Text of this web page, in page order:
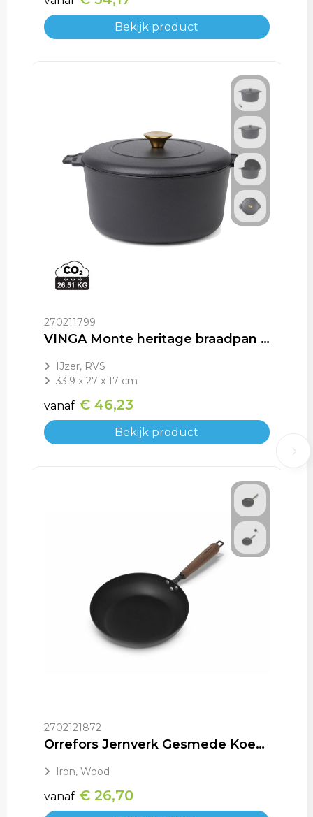
Bekijk product
270211799
VINGA Monte heritage braadpan 5.5 L
IJzer, RVS
33.9 x 27 x 17 cm
vanaf € 46,23
Bekijk product
2702121872
Orrefors Jernverk Gesmede Koekenpan BlackSmith-serie
Iron, Wood
vanaf € 26,70